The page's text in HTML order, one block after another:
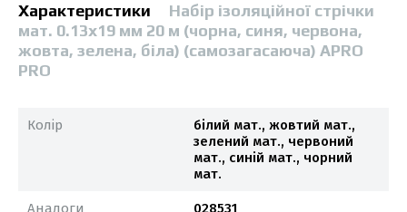
Характеристики
Набір ізоляційної стрічки
мат. 0.13х19 мм 20 м (чорна, синя, червона,
жовта, зелена, біла) (самозагасаюча) APRO
PRO
Колір
білий мат., жовтий мат.,
зелений мат., червоний
мат., синій мат., чорний
мат.
Аналоги 028531